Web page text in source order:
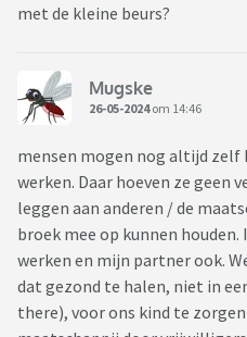
met de kleine beurs?
Mugske
26-05-2024om 14:46
mensen mogen nog altijd zelf
werken. Daar hoeven ze geen
leggen aan anderen / de
broek mee op kunnen
werken en mijn partner ook.
dat gezond te halen, niet in
there), voor ons kind te